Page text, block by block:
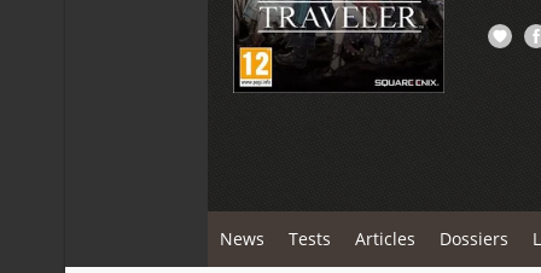
News Tests Articles Dossiers